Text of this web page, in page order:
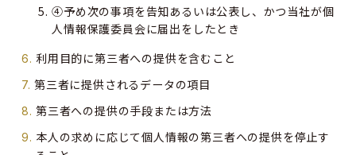
④予め次の事項を告知あるいは公表し、かつ当社が個
人情報保護委員会に届出をしたとき
利用目的に第三者への提供を含むこと
第三者に提供されるデータの項目
第三者への提供の手段または方法
本人の求めに応じて個人情報の第三者への提供を停止す